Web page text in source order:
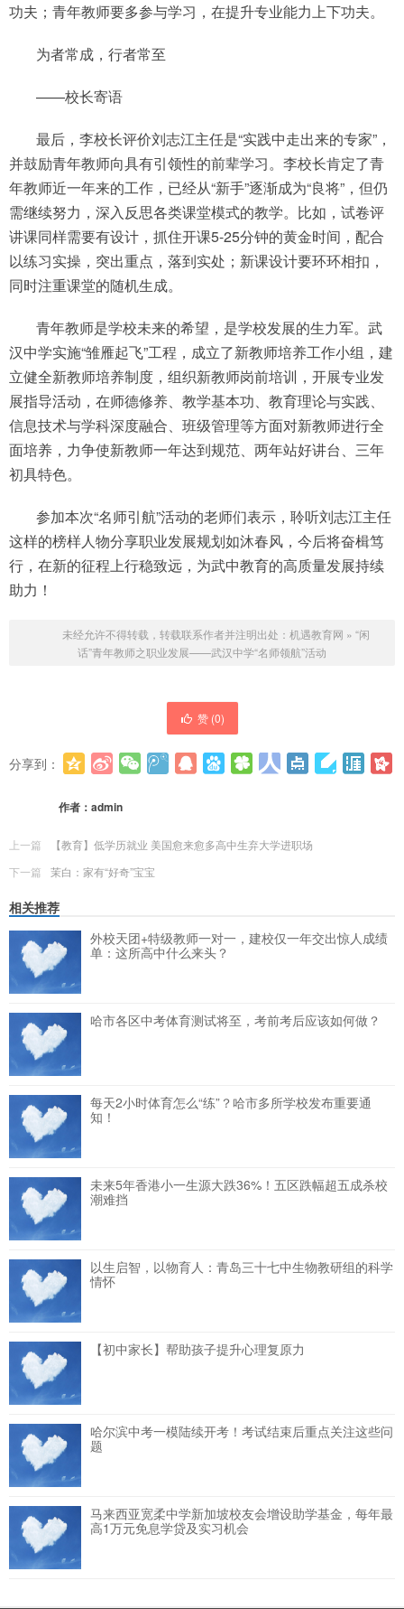
功夫；青年教师要多参与学习，在提升专业能力上下功夫。
为者常成，行者常至
——校长寄语
最后，李校长评价刘志江主任是“实践中走出来的专家”，
并鼓励青年教师向具有引领性的前辈学习。李校长肯定了青
年教师近一年来的工作，已经从“新手”逐渐成为“良将”，但仍
需继续努力，深入反思各类课堂模式的教学。比如，试卷评
讲课同样需要有设计，抓住开课5-25分钟的黄金时间，配合
以练习实操，突出重点，落到实处；新课设计要环环相扣，
同时注重课堂的随机生成。
青年教师是学校未来的希望，是学校发展的生力军。武
汉中学实施“雏雁起飞”工程，成立了新教师培养工作小组，建
立健全新教师培养制度，组织新教师岗前培训，开展专业发
展指导活动，在师德修养、教学基本功、教育理论与实践、
信息技术与学科深度融合、班级管理等方面对新教师进行全
面培养，力争使新教师一年达到规范、两年站好讲台、三年
初具特色。
参加本次“名师引航”活动的老师们表示，聆听刘志江主任
这样的榜样人物分享职业发展规划如沐春风，今后将奋楫笃
行，在新的征程上行稳致远，为武中教育的高质量发展持续
助力！
未经允许不得转载，转载联系作者并注明出处： 机遇教育网 » “闲
话”青年教师之职业发展——武汉中学“名师领航”活动
赞 (0)
分享到：
作者： admin
上一篇
【教育】低学历就业 美国愈来愈多高中生弃大学进职场
下一篇
茉白：家有“好奇”宝宝
相关推荐
外校天团+特级教师一对一，建校仅一年交出惊人成绩
单：这所高中什么来头？
哈市各区中考体育测试将至，考前考后应该如何做？
每天2小时体育怎么“练”？哈市多所学校发布重要通
知！
未来5年香港小一生源大跌36%！五区跌幅超五成杀校
潮难挡
以生启智，以物育人：青岛三十七中生物教研组的科学
情怀
【初中家长】帮助孩子提升心理复原力
哈尔滨中考一模陆续开考！考试结束后重点关注这些问
题
马来西亚宽柔中学新加坡校友会增设助学基金，每年最
高1万元免息学贷及实习机会